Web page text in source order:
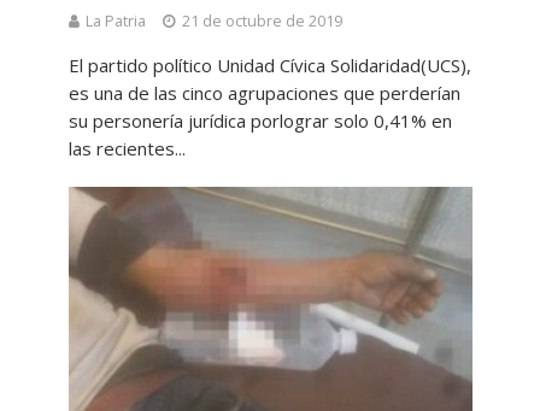
La Patria 21 de octubre de 2019
El partido político Unidad Cívica Solidaridad(UCS),
es una de las cinco agrupaciones que perderían
su personería jurídica porlograr solo 0,41% en
las recientes...